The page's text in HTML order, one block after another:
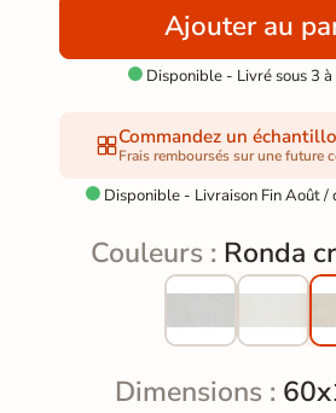
Ajouter au
Disponible - Livré sous 3 à
Commandez un
Frais remboursés sur une future
 Disponible - Livraison Fin Août
Couleurs : Ronda
Dimensions :